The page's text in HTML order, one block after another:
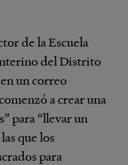
de la Escuela
del Distrito
un correo
a crear una
para “llevar un
que los
para